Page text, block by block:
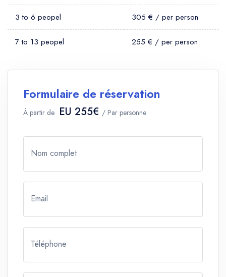
3 to 6 peopel 305 € / per person
7 to 13 peopel 255 € / per person
Formulaire de réservation
À partir de EU 255€ / Par personne
Nom complet
Email
Téléphone